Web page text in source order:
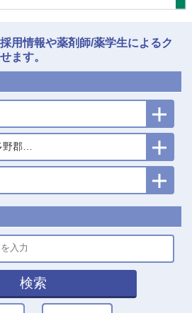
用情報や薬剤師/薬学生によるク
ます。
郡神流町
検索